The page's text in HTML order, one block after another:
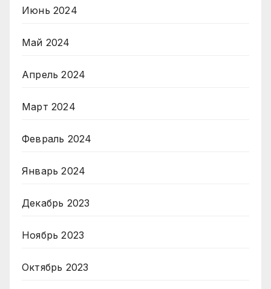
Июнь 2024
Май 2024
Апрель 2024
Март 2024
Февраль 2024
Январь 2024
Декабрь 2023
Ноябрь 2023
Октябрь 2023